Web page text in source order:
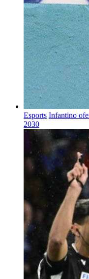
Esports Infantino
2030